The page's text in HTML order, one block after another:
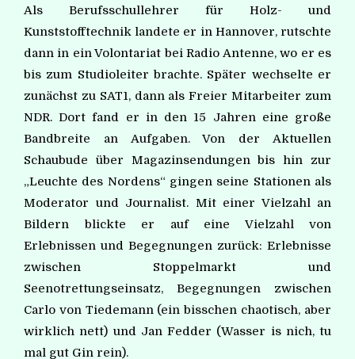
Als Berufsschullehrer für Holz- und
Kunststofftechnik landete er in Hannover, rutschte
dann in ein Volontariat bei Radio Antenne, wo er es
bis zum Studioleiter brachte. Später wechselte er
zunächst zu SAT1, dann als Freier Mitarbeiter zum
NDR. Dort fand er in den 15 Jahren eine große
Bandbreite an Aufgaben. Von der Aktuellen
Schaubude über Magazinsendungen bis hin zur
„Leuchte des Nordens“ gingen seine Stationen als
Moderator und Journalist. Mit einer Vielzahl an
Bildern blickte er auf eine Vielzahl von
Erlebnissen und Begegnungen zurück: Erlebnisse
zwischen Stoppelmarkt und
Seenotrettungseinsatz, Begegnungen zwischen
Carlo von Tiedemann (ein bisschen chaotisch, aber
wirklich nett) und Jan Fedder (Wasser is nich, tu
mal gut Gin rein).